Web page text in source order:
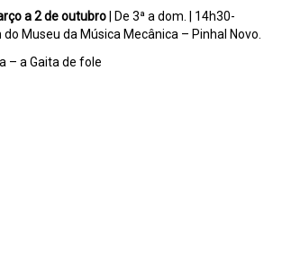
a 2 de outubro | De 3ª a dom. | 14h30-
do Museu da Música Mecânica – Pinhal Novo.